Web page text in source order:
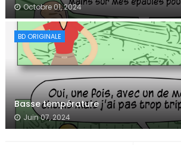
Octobre 01, 2024
BD ORIGINALE
Basse température
Juin 07, 2024